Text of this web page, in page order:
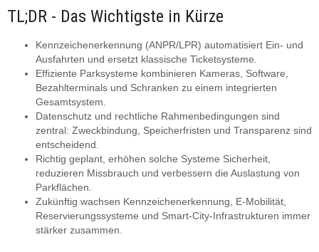
TL;DR - Das Wichtigste in Kürze
Kennzeichenerkennung (ANPR/LPR) automatisiert Ein- und
Ausfahrten und ersetzt klassische Ticketsysteme.
Effiziente Parksysteme kombinieren Kameras, Software,
Bezahlterminals und Schranken zu einem integrierten
Gesamtsystem.
Datenschutz und rechtliche Rahmenbedingungen sind
zentral: Zweckbindung, Speicherfristen und Transparenz sind
entscheidend.
Richtig geplant, erhöhen solche Systeme Sicherheit,
reduzieren Missbrauch und verbessern die Auslastung von
Parkflächen.
Zukünftig wachsen Kennzeichenerkennung, E-Mobilität,
Reservierungssysteme und Smart-City-Infrastrukturen immer
stärker zusammen.